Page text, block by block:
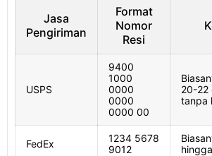
Jasa
Pengiriman
Format
Nomor
Resi
USPS
9400
1000
0000
0000
0000 00
20-22
tanpa
FedEx
1234 5678
9012